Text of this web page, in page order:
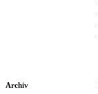
Archiv